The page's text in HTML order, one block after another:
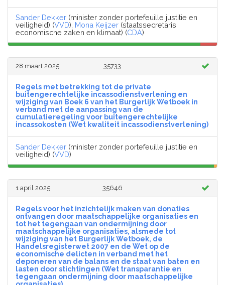
Sander Dekker (minister zonder portefeuille justitie en
veiligheid) (VVD), Mona Keijzer (staatssecretaris
economische zaken en klimaat) (CDA)
28 maart 2025 35733
Regels met betrekking tot de private
buitengerechtelijke incassodienstverlening en
wijziging van Boek 6 van het Burgerlijk Wetboek in
verband met de aanpassing van de
cumulatieregeling voor buitengerechtelijke
incassokosten (Wet kwaliteit incassodienstverlening)
Sander Dekker (minister zonder portefeuille justitie en
veiligheid) (VVD)
1 april 2025 35646
Regels voor het inzichtelijk maken van donaties
ontvangen door maatschappelijke organisaties en
tot het tegengaan van ondermijning door
maatschappelijke organisaties, alsmede tot
wijziging van het Burgerlijk Wetboek, de
Handelsregisterwet 2007 en de Wet op de
economische delicten in verband met het
deponeren van de balans en de staat van baten en
lasten door stichtingen (Wet transparantie en
tegengaan ondermijning door maatschappelijke